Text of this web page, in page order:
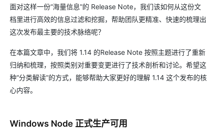
面对这样一份“海量信息”的 Release Note，我们该如何从这份文
档里进行高效的信息过滤和挖掘，帮助团队更精准、快速的梳理出
这次发布最主要的技术脉络呢？
在本篇文章中，我们将 1.14 的Release Note 按照主题进行了重新
归纳和梳理，按照类别对重要变更进行了技术剖析和讨论。希望这
种“分类解读”的方式，能够帮助大家更好的理解 1.14 这个发布的核
心内容。
Windows Node 正式生产可用